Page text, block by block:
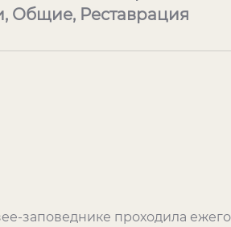
Общие, Реставрация
заповеднике проходила